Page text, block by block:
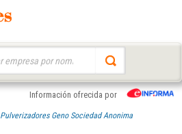
Información ofrecida por
Pulverizadores Geno Sociedad Anonima